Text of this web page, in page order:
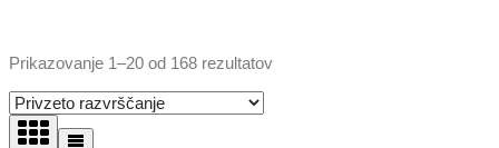
Prikazovanje 1–20 od 168 rezultatov